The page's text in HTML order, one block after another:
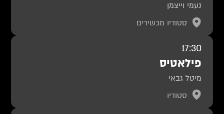
נעמי וייצמן
סטודיו מכשירים
17:30
פילאטיס
מיטל גבאי
סטודיו